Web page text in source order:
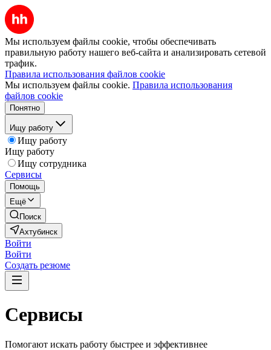
Мы используем файлы cookie, чтобы обеспечивать
правильную работу нашего веб-сайта и анализировать сетевой
трафик.
Правила использования файлов cookie
Мы используем файлы cookie. Правила использования
файлов cookie
Понятно
Ищу работу
Ищу работу
Ищу работу
Ищу сотрудника
Сервисы
Помощь
Ещё
Поиск
Ахтубинск
Войти
Войти
Создать резюме
Сервисы
Помогают искать работу быстрее и эффективнее